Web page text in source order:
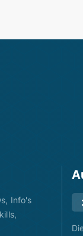
Info's